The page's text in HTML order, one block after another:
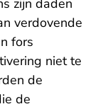
zijn daden
verdovende
fors
niet te
de
de